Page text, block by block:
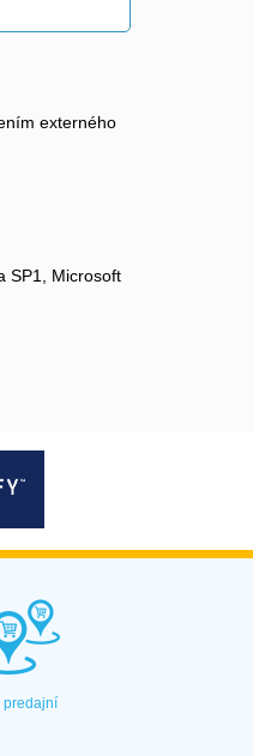
externého
SP1, Microsoft
predajní